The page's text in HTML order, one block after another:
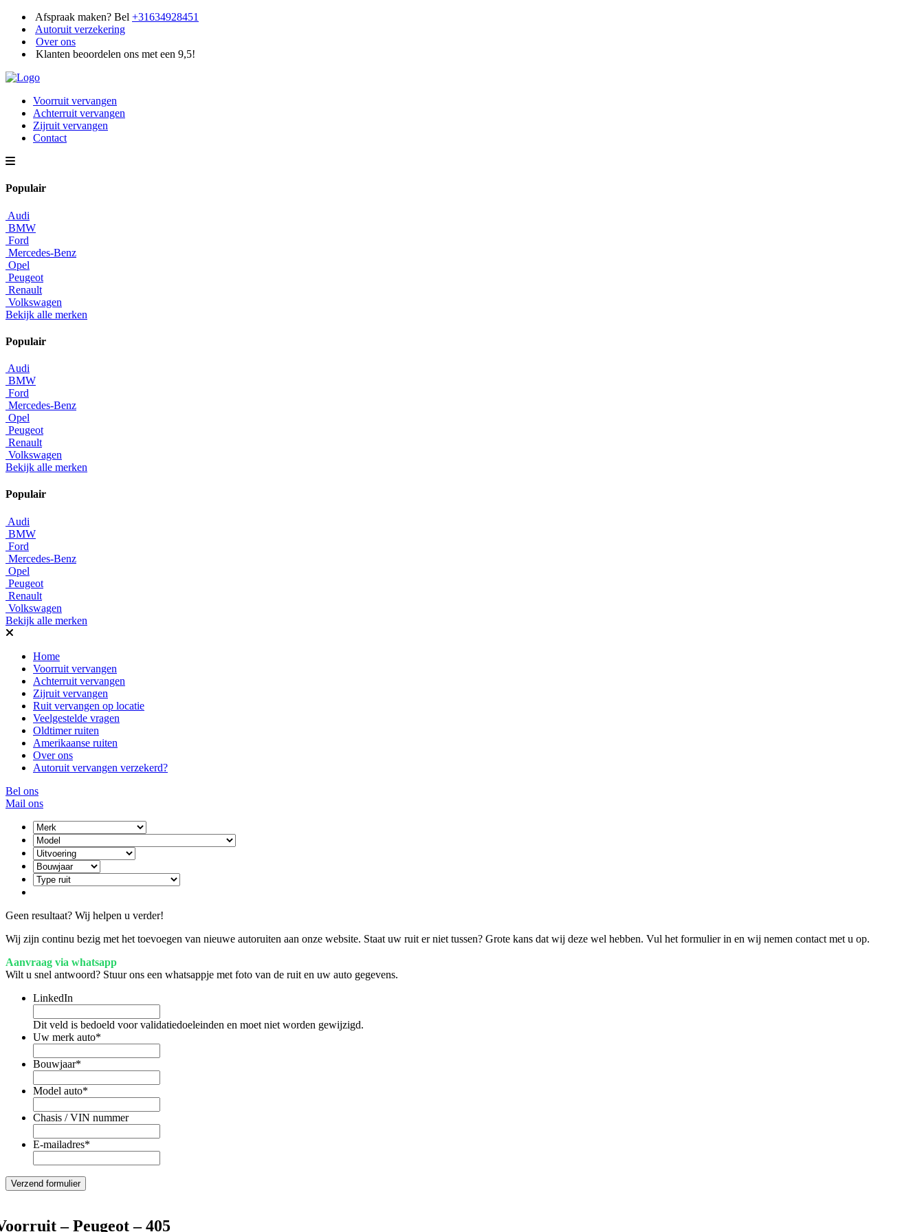
Afspraak maken? Bel +31634928451
Autoruit verzekering
Over ons
Klanten beoordelen ons met een 9,5!
Voorruit vervangen
Achterruit vervangen
Zijruit vervangen
Contact
Populair
Audi
BMW
Ford
Mercedes-Benz
Opel
Peugeot
Renault
Volkswagen
Bekijk alle merken
Populair
Audi
BMW
Ford
Mercedes-Benz
Opel
Peugeot
Renault
Volkswagen
Bekijk alle merken
Populair
Audi
BMW
Ford
Mercedes-Benz
Opel
Peugeot
Renault
Volkswagen
Bekijk alle merken
Home
Voorruit vervangen
Achterruit vervangen
Zijruit vervangen
Ruit vervangen op locatie
Veelgestelde vragen
Oldtimer ruiten
Amerikaanse ruiten
Over ons
Autoruit vervangen verzekerd?
Bel ons
Mail ons
Geen resultaat? Wij helpen u verder!
Wij zijn continu bezig met het toevoegen van nieuwe autoruiten aan onze website. Staat uw ruit er niet tussen? Grote kans dat wij deze wel hebben. Vul het formulier in en wij nemen contact met u op.
Aanvraag via whatsapp
Wilt u snel antwoord? Stuur ons een whatsappje met foto van de ruit en uw auto gegevens.
LinkedIn
Dit veld is bedoeld voor validatiedoeleinden en moet niet worden gewijzigd.
Uw merk auto*
Bouwjaar*
Model auto*
Chasis / VIN nummer
E-mailadres*
– Peugeot – 405